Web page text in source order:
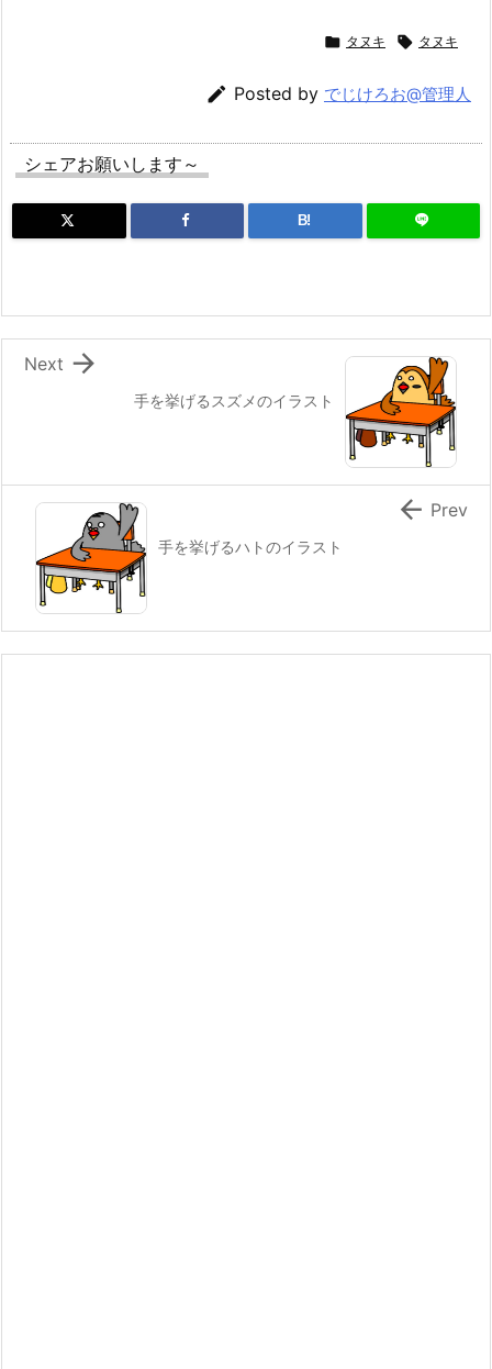
 タヌキ  タヌキ
 Posted by でじけろお@管理人
シェアお願いします～
B!
手を挙げるスズメのイラスト

Next
手を挙げるハトのイラスト
 Prev